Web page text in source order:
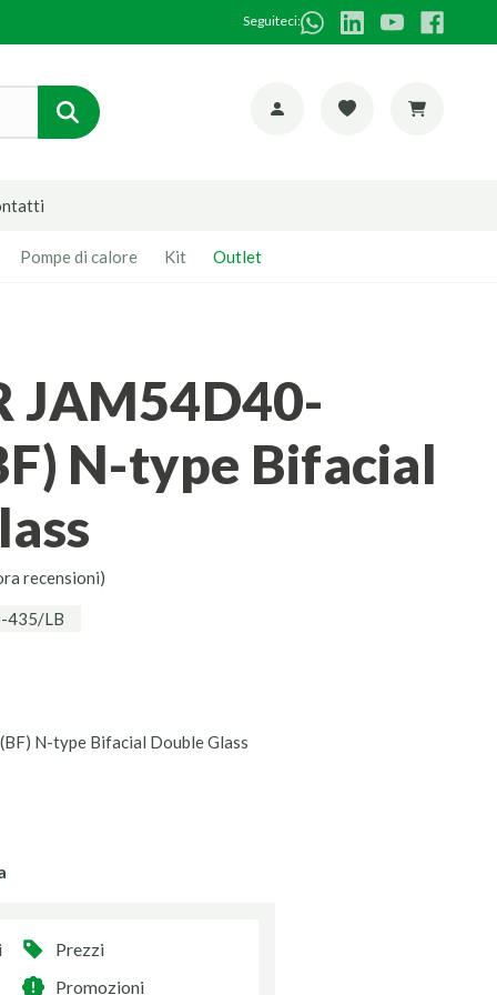
Seguiteci:
Pompe di calore Kit Outlet
N-type Bifacial
recensioni)
435/LB
N-type Bifacial Double Glass
Prezzi
Promozioni